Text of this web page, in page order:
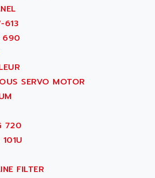
S4
AUTOMATION
POWER PRODUCTS
NEGELE
613
690
SERVO MOTOR
720
FILTER